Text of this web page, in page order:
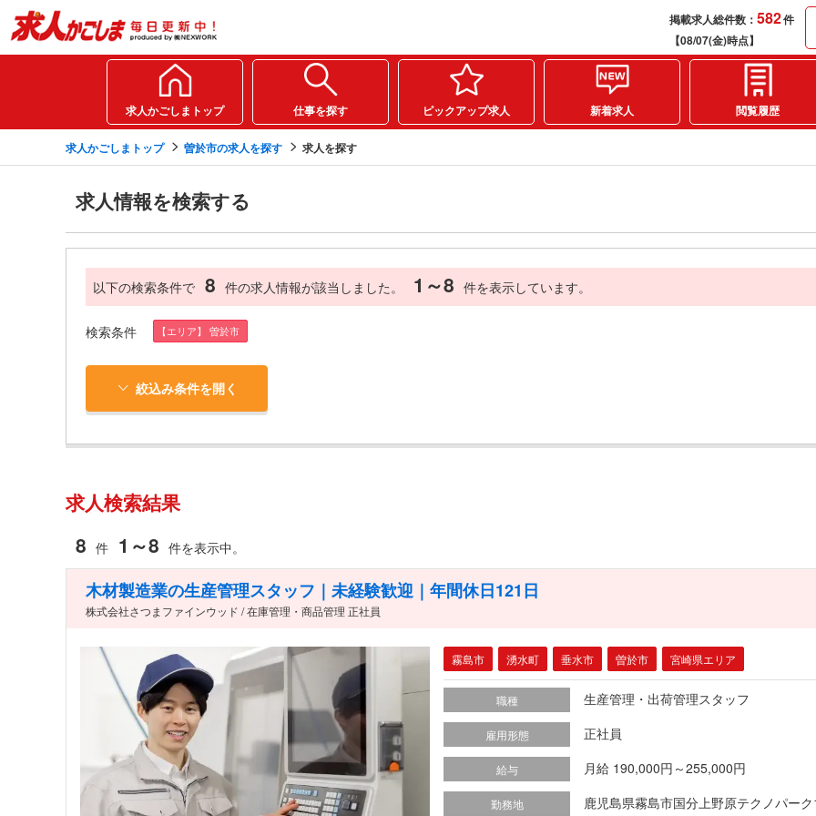
掲載求人総件数： 582件
【08/07(金)時点】
求人かごしまトップ 仕事を探す ピックアップ求人 新着求人 閲覧履歴
求人かごしまトップ 曽於市の求人を探す 求人を探す
求人情報を検索する
以下の検索条件で 8 件の求人情報が該当しました。 1～8 件を表示しています。
検索条件 【エリア】 曽於市
絞込み条件を開く
求人検索結果
8 件 1～8 件を表示中。
木材製造業の生産管理スタッフ｜未経験歓迎｜年間休日121日
株式会社さつまファインウッド / 在庫管理・商品管理 正社員
霧島市 湧水町 垂水市 曽於市 宮崎県エリア
職種 生産管理・出荷管理スタッフ
雇用形態 正社員
給与 月給 190,000円～255,000円
勤務地 鹿児島県霧島市国分上野原テクノパー